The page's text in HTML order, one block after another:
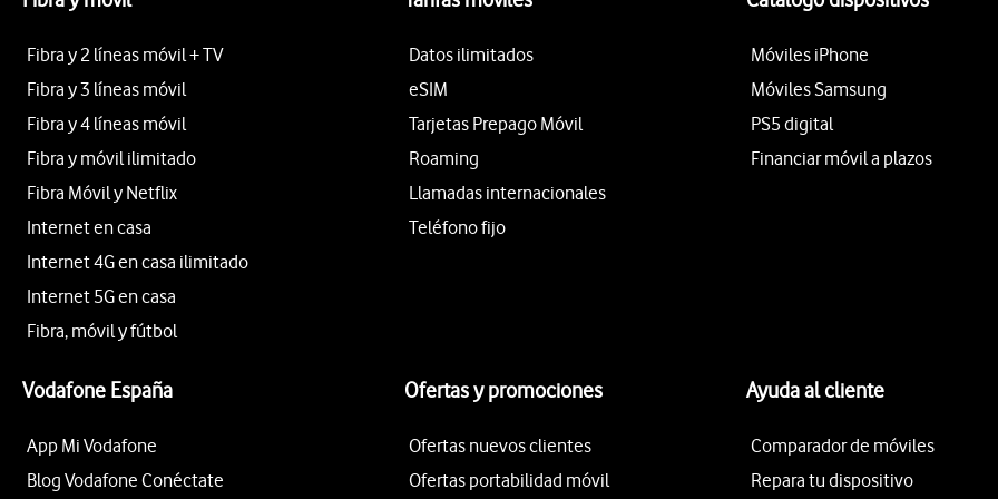
Fibra y 2 líneas móvil + TV
Fibra y 3 líneas móvil
Fibra y 4 líneas móvil
Fibra y móvil ilimitado
Fibra Móvil y Netflix
Internet en casa
Internet 4G en casa ilimitado
Internet 5G en casa
Fibra, móvil y fútbol
Datos ilimitados
eSIM
Tarjetas Prepago Móvil
Roaming
Llamadas internacionales
Teléfono fijo
Móviles iPhone
Móviles Samsung
PS5 digital
Financiar móvil a plazos
Vodafone España
App Mi Vodafone
Blog Vodafone Conéctate
Ofertas y promociones
Ofertas nuevos clientes
Ofertas portabilidad móvil
Ayuda al cliente
Comparador de móviles
Repara tu dispositivo